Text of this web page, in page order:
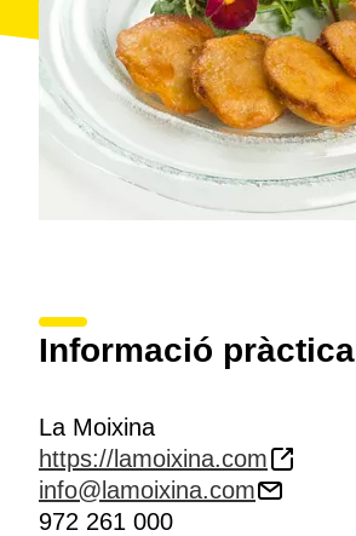
Informació pràctica
La Moixina
https://lamoixina.com
info@lamoixina.com
972 261 000